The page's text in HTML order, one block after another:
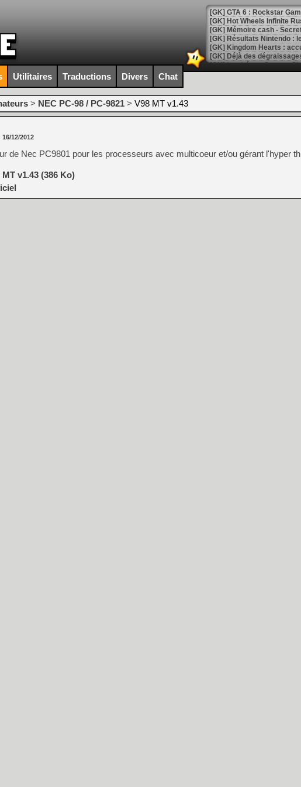
[GK] GTA 6 : Rockstar
[GK] Hot Wheels Infinite
[GK] Mémoire cash -
[GK] Résultats Nintendo :
[GK] Déjà des
[Mo5] Brickboy cherche à
[GK] Minecraft et ses «
[GK] Beast of
[GK] Ubisoft : fin de partie
[GK] Mémoire cash -
[GK] Dan Houser (GTA)
[GK] Comment EA Sports
[GK] Crimson Moon : un
[GK] Isle of Reveries : le
[GK] Moonlighter 2 : The
[GK] Capcom relance
[Mo5] Deux inédits du
[GK] Le beat'em up The
[GK] Endless Legend 2 :
[LS] [PS5] Le WebKit
[GK] Oubliez Crazy Taxi,
[LS] [Switch] NSZ 5.0.0
[GK] No More Room in
[GK] Un chatbot Atelier
[GK] Mémoire cash -
[GK] Nvidia : le prix des
[GK] Suikoden Star Leap
[Mo5] La mini borne
[GK] Pourquoi Marvel
[GK] Test : Restory : Chill
Utilitaires Traductions Divers Chat
> NEC PC-98 / PC-9821 > V98 MT v1.43
16/12/2012
de Nec PC9801 pour les processeurs avec multicoeur et/ou gérant l'hyper
v1.43 (386 Ko)